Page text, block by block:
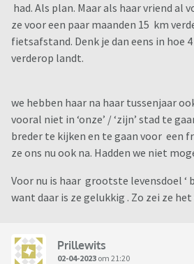
had. Als plan. Maar als haar vriend al
ze voor een paar maanden 15 km
fietsafstand. Denk je dan eens in hoe
verderop landt.
we hebben haar na haar tussenjaar
vooral niet in ‘onze’ / ‘zijn’ stad te
breder te kijken en te gaan voor een
ze ons nu ook na. Hadden we niet
Voor nu is haar grootste levensdoel ‘
want daar is ze gelukkig . Zo zei ze
Prillewits
02-04-2023 om 21:20